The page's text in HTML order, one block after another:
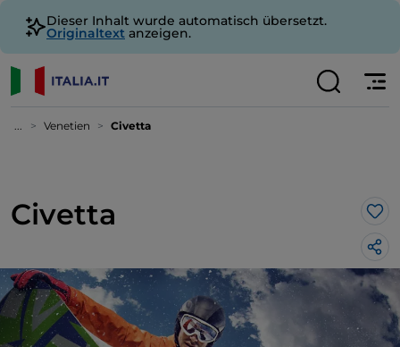
Dieser Inhalt wurde automatisch übersetzt.
Originaltext anzeigen.
... Venetien Civetta
Civetta